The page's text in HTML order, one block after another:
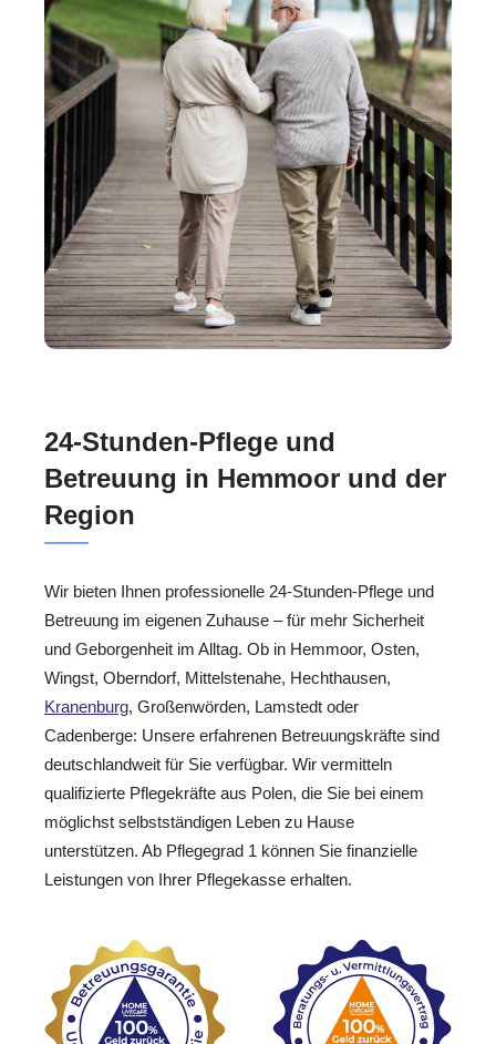
24-Stunden-Pflege und
Betreuung in Hemmoor und der
Region
Wir bieten Ihnen professionelle 24-Stunden-Pflege und
Betreuung im eigenen Zuhause – für mehr Sicherheit
und Geborgenheit im Alltag. Ob in Hemmoor, Osten,
Wingst, Oberndorf, Mittelstenahe, Hechthausen,
Kranenburg, Großenwörden, Lamstedt oder
Cadenberge: Unsere erfahrenen Betreuungskräfte sind
deutschlandweit für Sie verfügbar. Wir vermitteln
qualifizierte Pflegekräfte aus Polen, die Sie bei einem
möglichst selbstständigen Leben zu Hause
unterstützen. Ab Pflegegrad 1 können Sie finanzielle
Leistungen von Ihrer Pflegekasse erhalten.